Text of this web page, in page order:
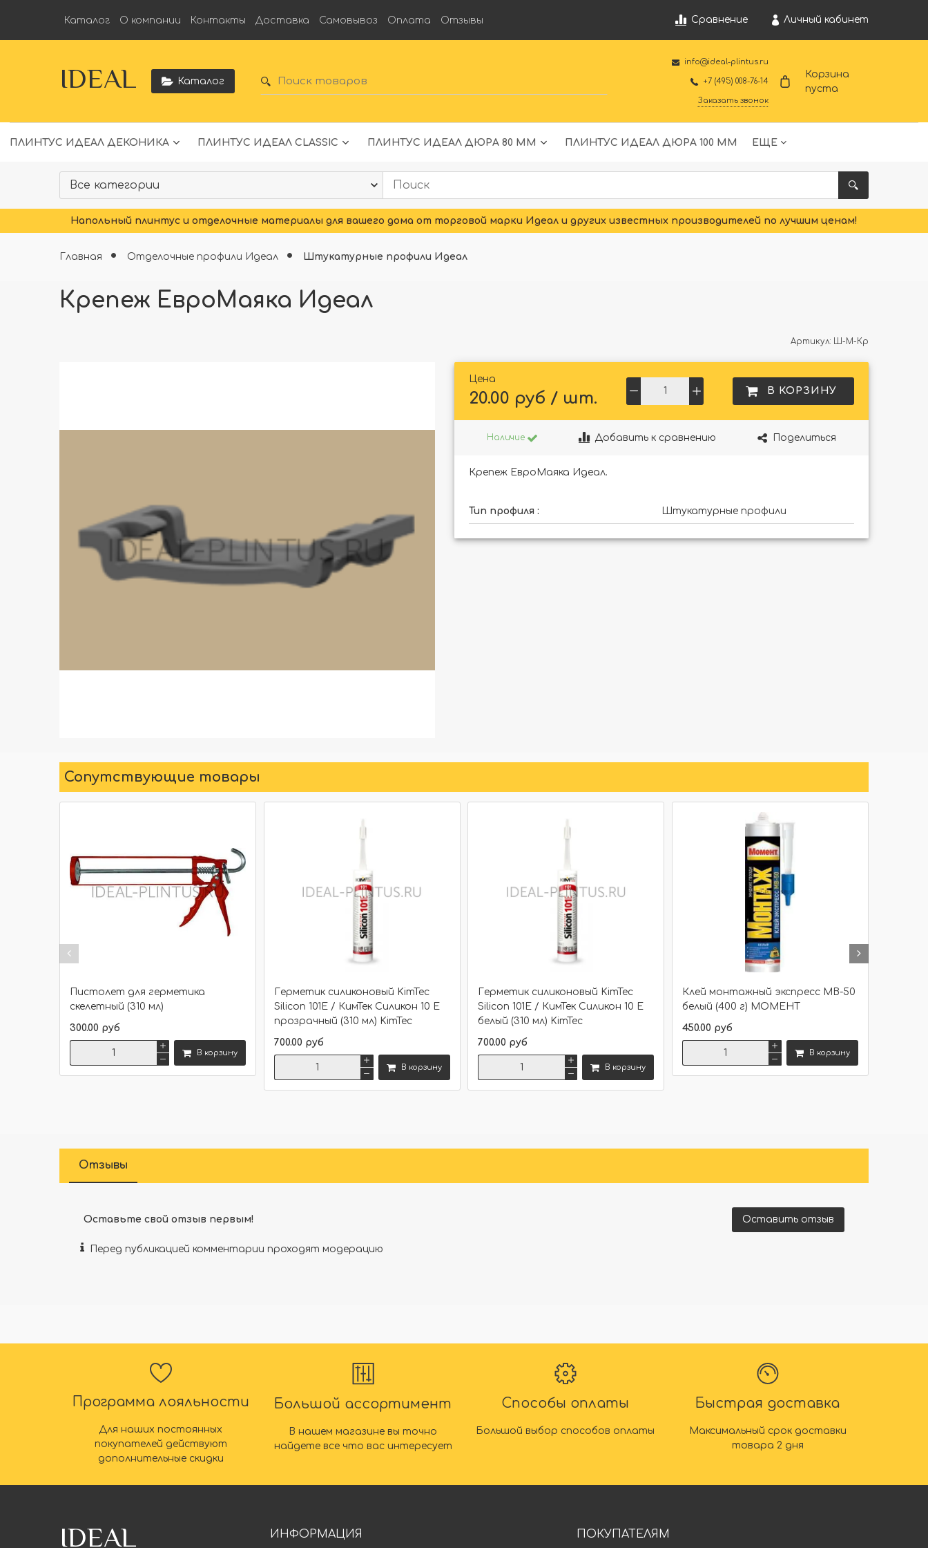
Сравнение Личный кабинет
Каталог О компании Контакты Доставка Самовывоз Оплата Отзывы
IDEAL Каталог
info@ideal-plintus.ru
+7 (495) 008-76-14
Заказать звонок
Корзина
пуста
ПЛИНТУС ИДЕАЛ ДЕКОНИКА ПЛИНТУС ИДЕАЛ CLASSIC ПЛИНТУС ИДЕАЛ ДЮРА 80 ММ ПЛИНТУС ИДЕАЛ ДЮРА 100 ММ ЕЩЕ
Напольный плинтус и отделочные материалы для вашего дома от торговой марки Идеал и других известных производителей по лучшим ценам!
Главная Отделочные профили Идеал Штукатурные профили Идеал
Крепеж ЕвроМаяка Идеал
Артикул: Ш-М-Кр
Цена
20.00 руб / шт. В КОРЗИНУ
Наличие Добавить к сравнению Поделиться
Крепеж ЕвроМаяка Идеал.
Тип профиля : Штукатурные профили
Сопутствующие товары
Пистолет для герметика
скелетный (310 мл)
300.00 руб
В корзину
Герметик силиконовый KimTec
Silicon 101E / КимТек Силикон 10 Е
прозрачный (310 мл) KimTec
700.00 руб
В корзину
Герметик силиконовый KimTec
Silicon 101E / КимТек Силикон 10 Е
белый (310 мл) KimTec
700.00 руб
В корзину
Клей монтажный экспресс МВ-50
белый (400 г) МОМЕНТ
450.00 руб
В корзину
Отзывы
Оставьте свой отзыв первым! Оставить отзыв
Перед публикацией комментарии проходят модерацию
Программа лояльности
Для наших постоянных
покупателей действуют
дополнительные скидки
Большой ассортимент
В нашем магазине вы точно
найдете все что вас интересует
Способы оплаты
Большой выбор способов оплаты
Быстрая доставка
Максимальный срок доставки
товара 2 дня
ИНФОРМАЦИЯ ПОКУПАТЕЛЯМ